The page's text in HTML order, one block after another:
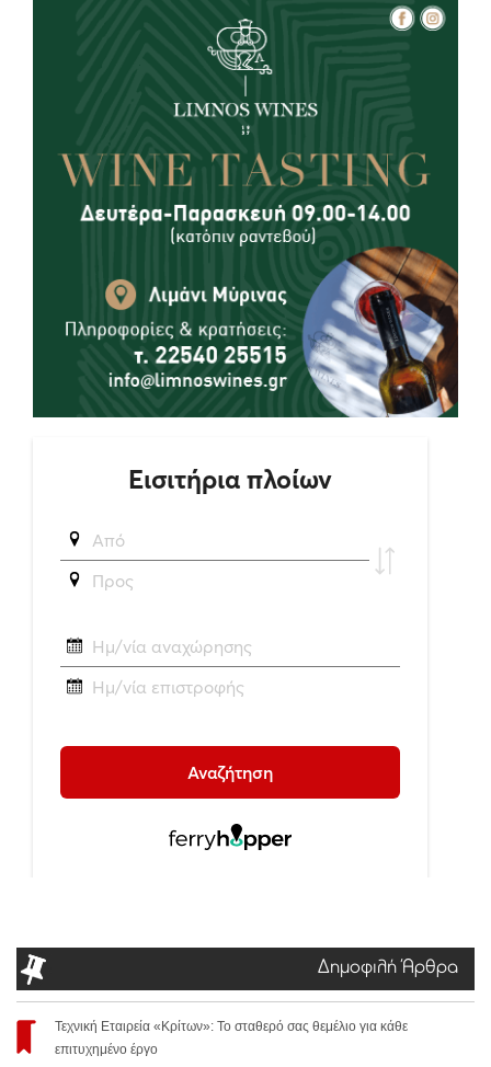
Δημοφιλή Άρθρα
Τεχνική Εταιρεία «Κρίτων»: Το σταθερό σας θεμέλιο για κάθε
επιτυχημένο έργο